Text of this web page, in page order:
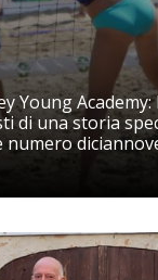
Young Academy:
di una storia
numero